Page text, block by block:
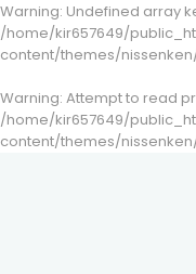
Warning: Undefined array
/home/kir657649/
content/themes/
Warning: Attempt to read
/home/kir657649/
content/themes/